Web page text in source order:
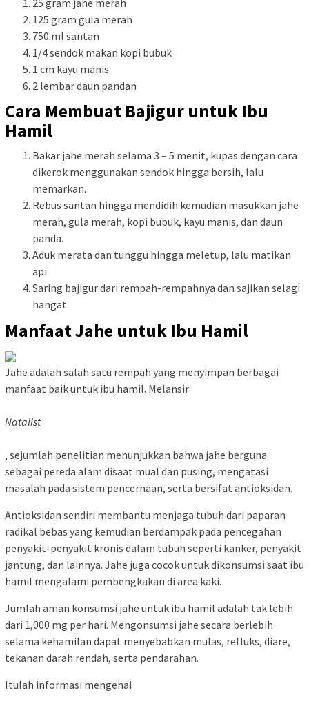
125 gram gula merah
750 ml santan
1/4 sendok makan kopi bubuk
1 cm kayu manis
2 lembar daun pandan
Cara Membuat Bajigur untuk Ibu
Hamil
Bakar jahe merah selama 3 – 5 menit, kupas dengan cara
dikerok menggunakan sendok hingga bersih, lalu
memarkan.
Rebus santan hingga mendidih kemudian masukkan jahe
merah, gula merah, kopi bubuk, kayu manis, dan daun
panda.
Aduk merata dan tunggu hingga meletup, lalu matikan
api.
Saring bajigur dari rempah-rempahnya dan sajikan selagi
hangat.
Manfaat Jahe untuk Ibu Hamil
Jahe adalah salah satu rempah yang menyimpan berbagai
manfaat baik untuk ibu hamil. Melansir
Natalist
, sejumlah penelitian menunjukkan bahwa jahe berguna
sebagai pereda alam disaat mual dan pusing, mengatasi
masalah pada sistem pencernaan, serta bersifat antioksidan.
Antioksidan sendiri membantu menjaga tubuh dari paparan
radikal bebas yang kemudian berdampak pada pencegahan
penyakit-penyakit kronis dalam tubuh seperti kanker, penyakit
jantung, dan lainnya. Jahe juga cocok untuk dikonsumsi saat ibu
hamil mengalami pembengkakan di area kaki.
Jumlah aman konsumsi jahe untuk ibu hamil adalah tak lebih
dari 1,000 mg per hari. Mengonsumsi jahe secara berlebih
selama kehamilan dapat menyebabkan mulas, refluks, diare,
tekanan darah rendah, serta pendarahan.
Itulah informasi mengenai